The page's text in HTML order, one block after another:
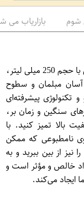
شوم بازاریاب می
اسپری نانو پاک کننده مبلمان وسطوح پارچه ای لینکس با حجم 250 میلی لیتر،
مبلمان و سطوح
تکنولوژی پیشرفته‌ای
سنگین و زمان بر،
بالا تمیز کنید. با
نامطبوعی که ممکن
از بین ببرید و به
خالص و مؤثر است و
ایجاد می‌کند.